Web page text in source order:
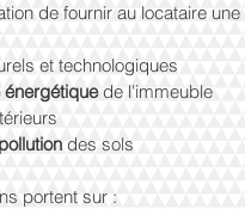
de fournir au locataire une
et technologiques
de l'immeuble
pollution des sols
portent sur :